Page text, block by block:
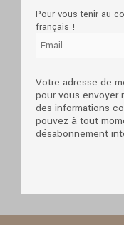
Pour vous tenir au
français !
Votre adresse de
pour vous envoyer
des informations
pouvez à tout
désabonnement